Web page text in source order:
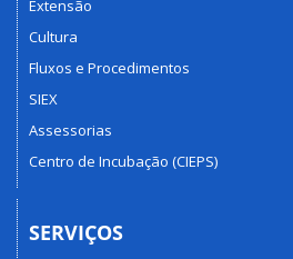
Extensão
Cultura
Fluxos e Procedimentos
SIEX
Assessorias
Centro de Incubação (CIEPS)
SERVIÇOS